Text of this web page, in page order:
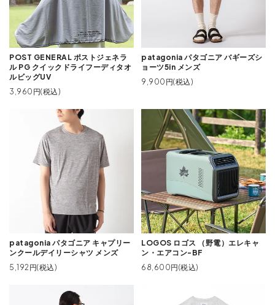
POST GENERAL ポストジェネラ
ル PG クイックドライフーディタオ
ルビッグUV
3,960円(税込)
patagonia パタゴニア バギーズシ
ョーツ5in メンズ
9,900円(税込)
patagonia パタゴニア キャプリー
ンクールデイリーシャツ メンズ
5,192円(税込)
LOGOS ロゴス （野電）エレキャ
ン・エアコン-BF
68,600円(税込)